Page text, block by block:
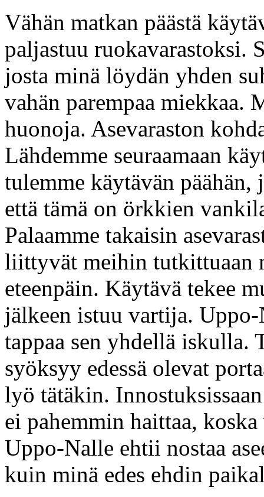
Vähän matkan päästä
paljastuu ruokavarastoksi.
josta minä löydän yhden
vahän parempaa miekkaa.
huonoja. Asevaraston
Lähdemme seuraamaan
tulemme käytävän päähän,
että tämä on örkkien
Palaamme takaisin
liittyvät meihin tutkittuaan
eteenpäin. Käytävä tekee
jälkeen istuu vartija.
tappaa sen yhdellä iskulla.
syöksyy edessä olevat
lyö tätäkin.
ei pahemmin haittaa,
Uppo-Nalle ehtii nostaa
kuin minä edes ehdin